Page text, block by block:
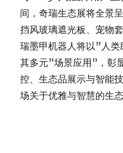
间，奇瑞生态展将全景
挡风玻璃遮光板、宠物
瑞墨甲机器人将以”人
其多元”场景应用”，彰
控、生态品展示与智能
场关于优雅与智慧的生态